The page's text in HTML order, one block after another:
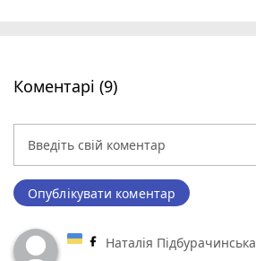
Коментарі (9)
Опублікувати коментар
Наталія Підбурачинська